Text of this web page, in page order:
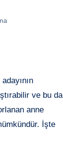
adayının
ve bu da
anne
İşte